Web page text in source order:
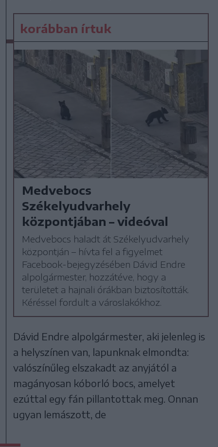
korábban írtuk
Medvebocs
Székelyudvarhely
központjában – videóval
Medvebocs haladt át Székelyudvarhely
központján – hívta fel a figyelmet
Facebook-bejegyzésében Dávid Endre
alpolgármester, hozzátéve, hogy a
területet a hajnali órákban biztosították.
Kéréssel fordult a városlakókhoz.
Dávid Endre alpolgármester, aki jelenleg is
a helyszínen van, lapunknak elmondta:
valószínűleg elszakadt az anyjától a
magányosan kóborló bocs, amelyet
ezúttal egy fán pillantottak meg. Onnan
ugyan lemászott, de